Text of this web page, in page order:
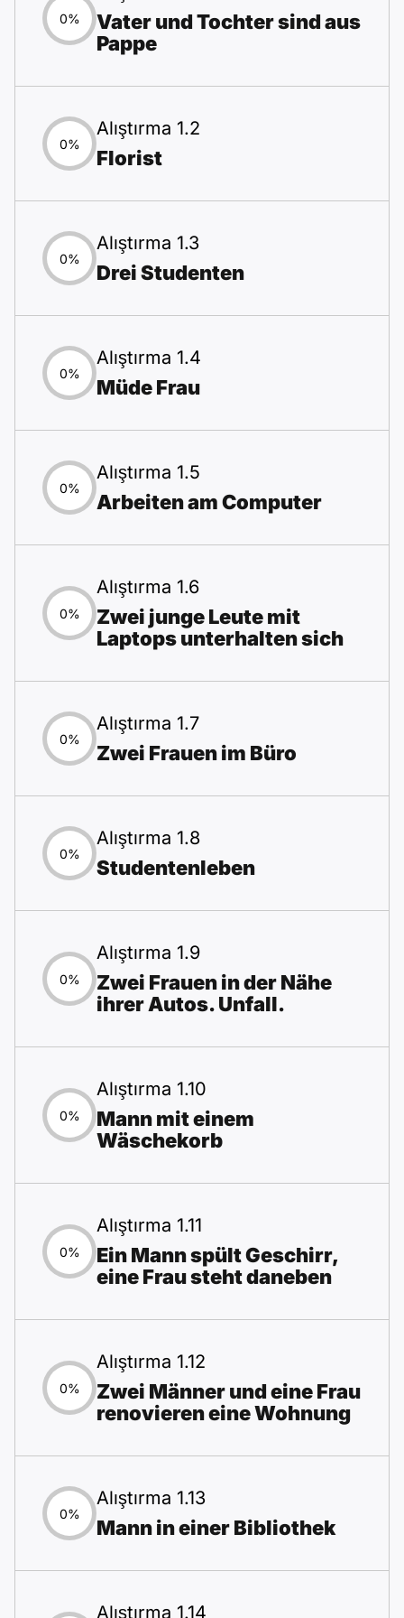
0%
Vater und Tochter sind aus
Pappe
0%
Alıştırma 1.2
Florist
0%
Alıştırma 1.3
Drei Studenten
0%
Alıştırma 1.4
Müde Frau
0%
Alıştırma 1.5
Arbeiten am Computer
0%
Alıştırma 1.6
Zwei junge Leute mit
Laptops unterhalten sich
0%
Alıştırma 1.7
Zwei Frauen im Büro
0%
Alıştırma 1.8
Studentenleben
0%
Alıştırma 1.9
Zwei Frauen in der Nähe
ihrer Autos. Unfall.
0%
Alıştırma 1.10
Mann mit einem
Wäschekorb
0%
Alıştırma 1.11
Ein Mann spült Geschirr,
eine Frau steht daneben
0%
Alıştırma 1.12
Zwei Männer und eine Frau
renovieren eine Wohnung
0%
Alıştırma 1.13
Mann in einer Bibliothek
Alıştırma 1.14